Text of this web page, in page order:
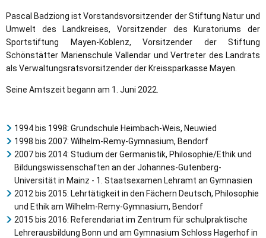
Pascal Badziong ist Vorstandsvorsitzender der Stiftung Natur und
Umwelt des Landkreises, Vorsitzender des Kuratoriums der
Sportstiftung Mayen-Koblenz, Vorsitzender der Stiftung
Schönstätter Marienschule Vallendar und Vertreter des Landrats
als Verwaltungsratsvorsitzender der Kreissparkasse Mayen.
Seine Amtszeit begann am 1. Juni 2022.
1994 bis 1998: Grundschule Heimbach-Weis, Neuwied
1998 bis 2007: Wilhelm-Remy-Gymnasium, Bendorf
2007 bis 2014: Studium der Germanistik, Philosophie/Ethik und
Bildungswissenschaften an der Johannes-Gutenberg-
Universität in Mainz - 1. Staatsexamen Lehramt an Gymnasien
2012 bis 2015: Lehrtätigkeit in den Fächern Deutsch, Philosophie
und Ethik am Wilhelm-Remy-Gymnasium, Bendorf
2015 bis 2016: Referendariat im Zentrum für schulpraktische
Lehrerausbildung Bonn und am Gymnasium Schloss Hagerhof in